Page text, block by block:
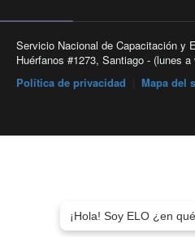
Servicio Nacional de Capacitación y
Huérfanos #1273, Santiago - (lunes
Política de privacidad
Mapa del
¡Hola! Soy ELO ¿en